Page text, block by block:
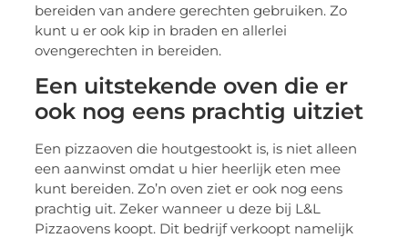
bereiden van andere gerechten gebruiken. Zo
kunt u er ook kip in braden en allerlei
ovengerechten in bereiden.
Een uitstekende oven die er
ook nog eens prachtig uitziet
Een pizzaoven die houtgestookt is, is niet alleen
een aanwinst omdat u hier heerlijk eten mee
kunt bereiden. Zo’n oven ziet er ook nog eens
prachtig uit. Zeker wanneer u deze bij L&L
Pizzaovens koopt. Dit bedrijf verkoopt namelijk